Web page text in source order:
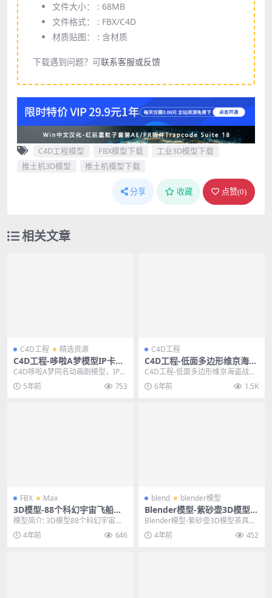
文件大小： : 68MB
文件格式： : FBX/C4D
材质贴图： : 含材质
下载遇到问题？可联系客服或反馈
C4D工程模型 FBX模型下载
工业3D模型下载
推土机3D模型
推土机模型下载
分享 收藏 点赞(0)
相关文章
C4D工程 精选资源
C4D工程-哆啦A梦模型IP卡通
海报工程角色素材工程模型
C4D哆啦A梦同名动画剧模型，IP卡
通海报工程角色素材工程模型，该
工程格式为.C...
5年前 753
C4D工程
C4D工程-低面多边形维京海盗
战士卡通人物角色模型 格式支
持C4D FBX
C4D工程-低面多边形维京海盗战士
卡通人物角色模型 格式支持C4D FB
X 其他...
6年前 1.5K
FBX Max
3D模型-88个科幻宇宙飞船模
型飞行器外星战舰模型FBX M
AX
模型简介: 3D模型88个科幻宇宙飞
船模型飞行器外星战舰模型FBX MA
X，《8...
4年前 646
blend blender模型
Blender模型-紫砂壶3D模型茶
具三维模型下载（白模）
Blender模型-紫砂壶3D模型茶具三
维模型下载（白模） 其他推荐: Ble
n... 4年前 452